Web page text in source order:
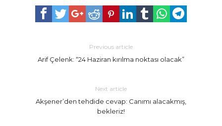
Previous article
Arif Çelenk: “24 Haziran kırılma noktası olacak”
Next article
Akşener’den tehdide cevap: Canımı alacakmış,
bekleriz!